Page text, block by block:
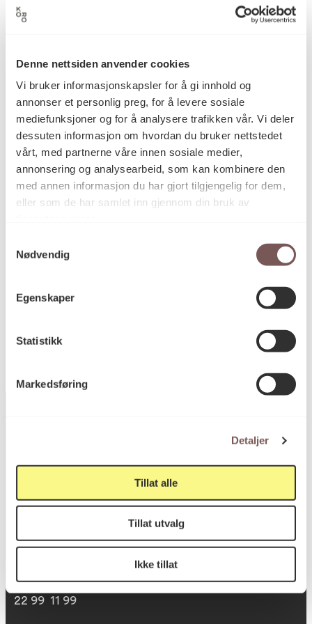
Denne nettsiden anvender cookies
Vi bruker informasjonskapsler for å gi innhold og
annonser et personlig preg, for å levere sosiale
mediefunksjoner og for å analysere trafikken vår. Vi deler
dessuten informasjon om hvordan du bruker nettstedet
vårt, med partnerne våre innen sosiale medier,
annonsering og analysearbeid, som kan kombinere den
med annen informasjon du har gjort tilgjengelig for dem,
eller som de har samlet inn gjennom din bruk av
Nødvendig
Egenskaper
Statistikk
Markedsføring
Detaljer
Tillat alle
Tillat utvalg
Ikke tillat
materiale
Stofftrykk på bommullslerret
Bredde: 250cm
Høyde: 250cm
Reference
Postadresse
Postboks 6994
0130 Oslo
post@koro.no
22 99 11 99